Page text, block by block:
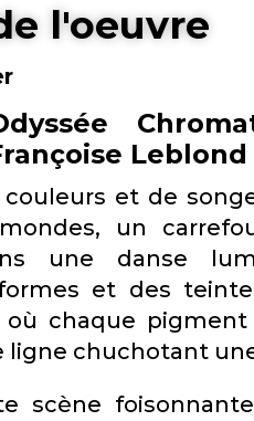
l'oeuvre
Leblond
et de
un
une danse
et des
où chaque
ligne chuchotant
scène